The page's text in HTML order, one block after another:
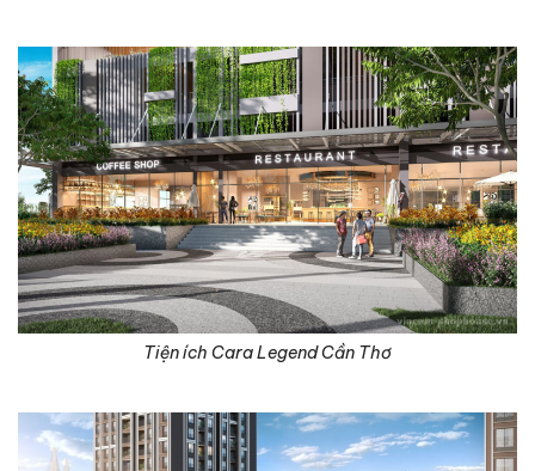
Tiện ích Cara Legend Cần Thơ